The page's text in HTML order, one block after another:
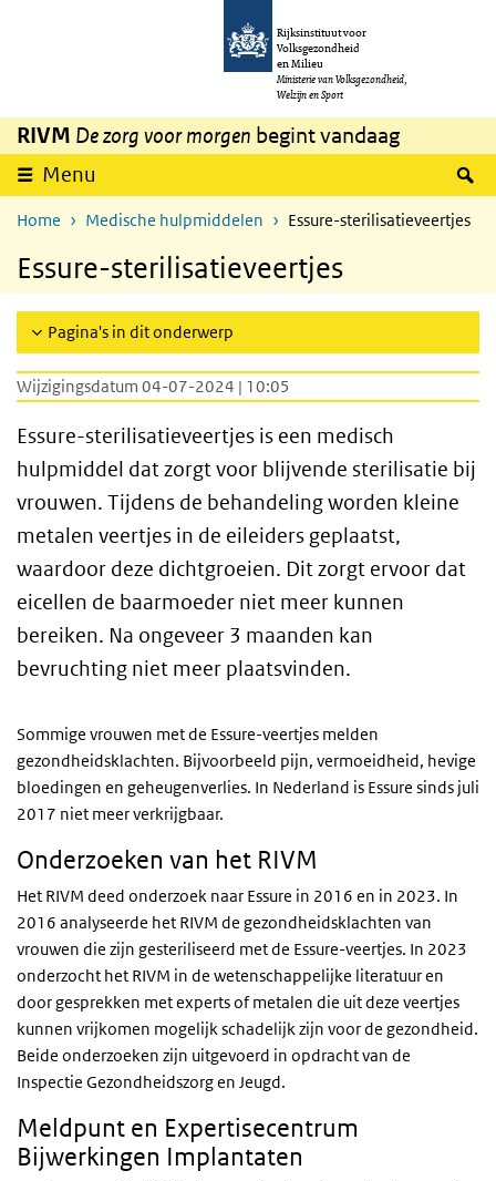
Overslaan en naar de inhoud gaan
Rijksinstituut voor
Volksgezondheid
en Milieu
Ministerie van Volksgezondheid,
Welzijn en Sport
RIVM De zorg voor morgen begint vandaag
Menu
Home Medische hulpmiddelen Essure-sterilisatieveertjes
Essure-sterilisatieveertjes
Pagina's in dit onderwerp
Wijzigingsdatum 04-07-2024 | 10:05
Essure-sterilisatieveertjes is een medisch
hulpmiddel dat zorgt voor blijvende sterilisatie bij
vrouwen. Tijdens de behandeling worden kleine
metalen veertjes in de eileiders geplaatst,
waardoor deze dichtgroeien. Dit zorgt ervoor dat
eicellen de baarmoeder niet meer kunnen
bereiken. Na ongeveer 3 maanden kan
bevruchting niet meer plaatsvinden.
Sommige vrouwen met de Essure-veertjes melden
gezondheidsklachten. Bijvoorbeeld pijn, vermoeidheid, hevige
bloedingen en geheugenverlies. In Nederland is Essure sinds juli
2017 niet meer verkrijgbaar.
Onderzoeken van het RIVM
Het RIVM deed onderzoek naar Essure in 2016 en in 2023. In
2016 analyseerde het RIVM de gezondheidsklachten van
vrouwen die zijn gesteriliseerd met de Essure-veertjes. In 2023
onderzocht het RIVM in de wetenschappelijke literatuur en
door gesprekken met experts of metalen die uit deze veertjes
kunnen vrijkomen mogelijk schadelijk zijn voor de gezondheid.
Beide onderzoeken zijn uitgevoerd in opdracht van de
Inspectie Gezondheidszorg en Jeugd.
Meldpunt en Expertisecentrum
Bijwerkingen Implantaten